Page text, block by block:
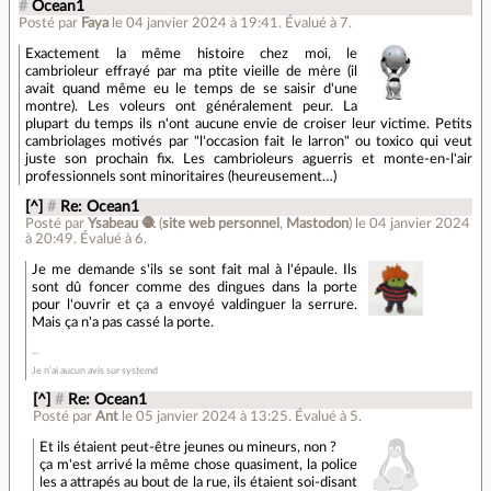
# Ocean1
Posté par Faya le 04 janvier 2024 à 19:41 . Évalué à 7.
Exactement la même histoire chez moi, le
cambrioleur effrayé par ma ptite vieille de mère (il
avait quand même eu le temps de se saisir d'une
montre). Les voleurs ont généralement peur. La
plupart du temps ils n'ont aucune envie de croiser leur victime. Petits
cambriolages motivés par "l'occasion fait le larron" ou toxico qui veut
juste son prochain fix. Les cambrioleurs aguerris et monte-en-l'air
professionnels sont minoritaires (heureusement…)
[^] # Re: Ocean1
Posté par Ysabeau 🧶(site web personnel , Mastodon) le 04 janvier 2024
à 20:49. Évalué à6.
Je me demande s'ils se sont fait mal à l'épaule. Ils
sont dû foncer comme des dingues dans la porte
pour l'ouvrir et ça a envoyé valdinguer la serrure.
Mais ça n'a pas cassé la porte.
Je n’ai aucun avis sur systemd
[^] # Re: Ocean1
Posté par Ant le 05 janvier 2024 à 13:25. Évalué à 5.
Et ils étaient peut-être jeunes ou mineurs, non ?
ça m'est arrivé la même chose quasiment, la police
les a attrapés au bout de la rue, ils étaient soi-disant